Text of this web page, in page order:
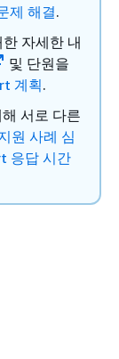
제 해결.
자세한 내
및 단원을
계획.
서로 다른
원 사례 심
응답 시간